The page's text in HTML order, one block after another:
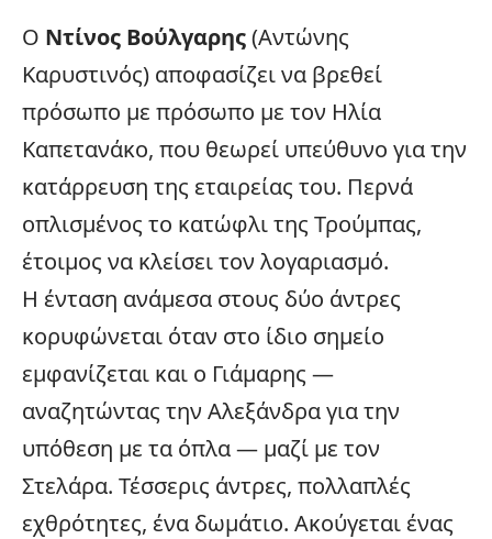
Ο Ντίνος Βούλγαρης(Αντώνης
Καρυστινός) αποφασίζει να βρεθεί
πρόσωπο με πρόσωπο με τον Ηλία
Καπετανάκο, που θεωρεί υπεύθυνο για την
κατάρρευση της εταιρείας του. Περνά
οπλισμένος το κατώφλι της Τρούμπας,
έτοιμος να κλείσει τον λογαριασμό.
Η ένταση ανάμεσα στους δύο άντρες
κορυφώνεται όταν στο ίδιο σημείο
εμφανίζεται και ο Γιάμαρης —
αναζητώντας την Αλεξάνδρα για την
υπόθεση με τα όπλα — μαζί με τον
Στελάρα. Τέσσερις άντρες, πολλαπλές
εχθρότητες, ένα δωμάτιο. Ακούγεται ένας